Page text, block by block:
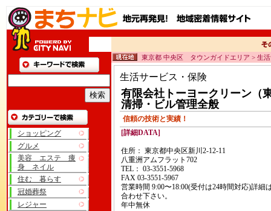
ショッピング
グルメ
美容 エステ 痩
身 ネイル
住む 暮らす
冠婚葬祭
レジャー
東京都 中央区 タウンガイドエリア > 生
生活サービス・保険
有限会社トーヨークリーン（
清掃・ビル管理全般
信頼の技術と実績！
[詳細DATA]
住所： 東京都中央区新川2-12-11
八重洲アムフラット702
TEL： 03-3551-5968
FAX 03-3551-5967
営業時間 9:00〜18:00(受付は24時間対応)詳細
合わせ下さい。
年中無休